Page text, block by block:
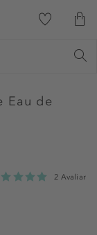
Eau de
2 Avaliar